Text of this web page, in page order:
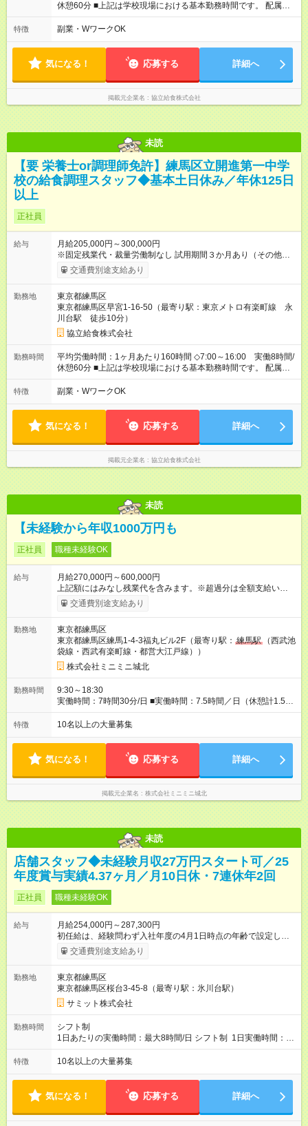
休憩60分 ■上記は学校現場における基本勤務時間です。 配属先
により始業時間・終業時間が多少前後します。 ■学校現場配属の
社員を対象に、1年単位の変形労働時間制を導入しております。
れます。 平均労働時間：1ヶ月あたり160時間 ◇7:00～16:00
実働8時間/休憩60分 ■上記は学校現場における基本勤務時間で
す。 配属先により始業時間・終業時間が多少前後します。 ■学
校現場配属の社員を対象に、1年単位の変形労働時間制を導入し
ております。 ■労働時間8時間未満となる勤務日でも、「1日勤
務」として扱われます。
特徴 副業・WワークOK
気になる！ 応募する 詳細へ
掲載元企業名 協立給食株式会社
未読
【要 栄養士or調理師免許】練馬区立開進第一中学
校の給食調理スタッフ◆基本土日休み／年休125日
以上
正社員
給与
月給205,000円～300,000円
※固定残業代・裁量労働制なし 試用期間３か月あり（その他雇
用条件に変更無し） 賞与あり（年２回） 交通費支給（社内規定
による） 【試用期間】試用期間あり 試用期間の長さ：3ヶ月 雇
交通費別途支給あり
勤務地
東京都練馬区
東京都練馬区早宮1-16-50（最寄り駅：東京メトロ有楽町線 永
川台駅 徒歩10分）
協立給食株式会社
勤務時間
平均労働時間：1ヶ月あたり160時間 ◇7:00～16:00 実働8時間/
休憩60分 ■上記は学校現場における基本勤務時間です。 配属先
により始業時間・終業時間が多少前後します。 ■学校現場配属の
社員を対象に、1年単位の変形労働時間制を導入しております。
れます。 平均労働時間：1ヶ月あたり160時間 ◇7:00～16:00
実働8時間/休憩60分 ■上記は学校現場における基本勤務時間で
す。 配属先により始業時間・終業時間が多少前後します。 ■学
校現場配属の社員を対象に、1年単位の変形労働時間制を導入し
ております。 ■労働時間8時間未満となる勤務日でも、「1日勤
務」として扱われます。
特徴 副業・WワークOK
気になる！ 応募する 詳細へ
掲載元企業名 協立給食株式会社
未読
【未経験から年収1000万円も
正社員 職種未経験OK
給与
月給270,000円～600,000円
上記額にはみなし残業代を含みます。※超過分は全額支給いたし
ます。 みなし残業代 67,500円 以上／月 みなし残業時間 40.8時
間／月 ----- ・初任給は経験や能力を考慮して決定します。 ［歩
目指す風土です。仲介契約だけでなく、物件の管理を受注でき
た場合も歩合で還元。歩合だけで年に200万円以上を稼ぐ先輩多
数在籍！歩合に上限はないので、社歴に関係なく成果次第で年
収1000万円超を目指すことだって可能です。 【試用期間】試用
期間あり 試用期間の長さ：3ヶ月 雇用形態、給与は本採用時と
同じです。
交通費別途支給あり
勤務地
東京都練馬区
東京都練馬区練馬1-4-3福丸ビル2F（最寄り駅： 練馬駅
（西武池
袋線・西武有楽町線・都営大江戸線））
株式会社ミニミニ城北
勤務時間
9:30～18:30
実働時間：7時間30分/日 ■実働時間：7.5時間／日（休憩計1.5時
間） ■営業時間は10：00～18：00のため、前後30分はミーティ
ングや翌日の準備などに集中できます。 ■繁忙期（1月～3月）
りも可能です！ ■店舗出勤（フルタイム）での雇用となります。
特徴 10名以上の大量募集
気になる！ 応募する 詳細へ
掲載元企業名 株式会社ミニミニ城北
未読
店舗スタッフ◆未経験月収27万円スタート可／25
年度賞与実績4.37ヶ月／月10日休・7連休年2回
正社員 職種未経験OK
給与
月給254,000円～287,300円
初任給は、経験問わず入社年度の4月1日時点の年齢で設定しま
す。 ■27歳以上：月給28万7300円 ■26歳 ：月給28万3300
円 ■25歳 ：月給27万9300円 ■24歳 ：月給27万5300円
歳 ：月給26万円 ■20歳 ：月給25万4000円 ■キャリアパ
スについて■ 配属後は経験を積み、サブチーフ・チーフ（部門運
営責任者）を目指します。 チーフは接客や作業のほか、販売計
画や売場作り、社員教育も担当。副店長・店長へ昇進すれば給
与も大幅アップします。 また年1回キャリア希望を出せ、商品
部・営業企画部・総務部・経理部など本部スタッフへの挑戦も
発・経理部への異動例もあり、自身の可能性を広げられる環境
です！ 【試用期間】試用期間あり 試用期間の長さ：3ヶ月 雇用
形態、給与は本採用時と同じです。
交通費別途支給あり
勤務地
東京都練馬区
東京都練馬区桜台3-45-8（最寄り駅：氷川台駅）
サミット株式会社
勤務時間
シフト制
1日あたりの実働時間：最大8時間/日 シフト制 1日実働時間：最
大8時間(休憩1時間) 月10日休 【シフト例】 8:00～17:00 10:00
～19:00 12:00～21:00 ほか 深夜営業店舗(22時～25時閉店)に
めの深夜勤務はありません。 月平均残業時間20～30h程度
特徴 10名以上の大量募集
気になる！ 応募する 詳細へ